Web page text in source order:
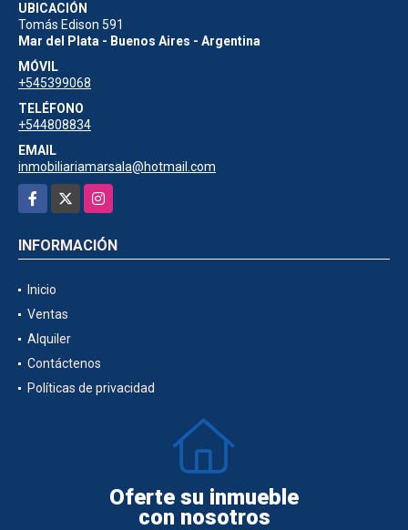
UBICACIÓN
Tomás Edison 591
Mar del Plata - Buenos Aires - Argentina
MÓVIL
+545399068
TELÉFONO
+544808834
EMAIL
inmobiliariamarsala@hotmail.com
Facebook
Instagram
INFORMACIÓN
Inicio
Ventas
Alquiler
Contáctenos
Políticas de privacidad
Oferte su inmueble
con nosotros